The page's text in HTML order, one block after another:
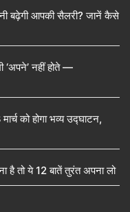
आपकी सैलरी? जानें कैसे
‘अपने’ नहीं होते —
को होगा भव्य उद्घाटन,
तो ये 12 बातें तुरंत अपना लो